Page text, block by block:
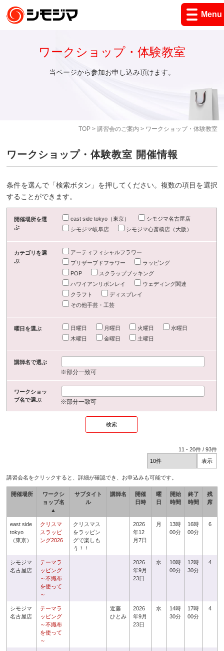
Menu
TOP> 講習会のご案内 > ワークショップ・体験教室
ワークショップ・体験教室
当ページから参加お申し込み頂けます。
ワークショップ・体験教室 開催情報
条件を選んで「検索ボタン」を押してください。複数の項目を選択
することができます。
開催場所を選
ぶ
east side tokyo（東京）
シモジマ名古屋店
シモジマ岐阜店
シモジマ心斎橋店（大阪）
カテゴリを選
ぶ
アーティフィシャルフラワー
プリザーブドフラワー
ラッピング
POP
スクラップブッキング
ハワイアンリボンレイ
ウェディング関連
クラフト
ディスプレイ
その他手芸・工芸
曜日を選ぶ 日曜日 月曜日 火曜日
水曜日
木曜日
金曜日 土曜日
講師名で選ぶ
※部分一致可
ワークショッ
プ名で選ぶ
※部分一致可
11 -20件 /93件
講習会名をクリックすると、詳細が確認でき、お申込みも可能です。
開催場所
ワークシ
ョップ名
▲
サブタイト
ル
講師名
開催
日時
曜
日
開始
時間
終了
時間
残
席
east side
tokyo
（東京）
クリスマ
スラッピ
ング2026
クリスマス
をラッピン
グで楽しも
う！！
2026
年12
月7日
月
13時
00分
16時
00分
6
シモジマ
名古屋店
テーマラ
ッピング
～不織布
を使って
～
2026
年9月
23日
水
10時
00分
12時
30分
4
シモジマ
名古屋店
テーマラ
ッピング
～不織布
を使って
～
近藤
ひとみ
2026
年9月
23日
水
14時
30分
17時
00分
4